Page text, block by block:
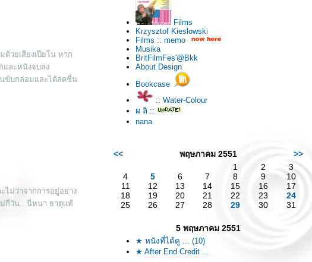
ด้วยเสียงเปียโน หาก
และหนังจบลง
นขับกล่อมและได้สดชื่น
ไม่ว่าจากการอยู่อย่าง
กี่วัน...นี่หนา ธาตุแท้
Films
Krzysztof Kieslowski
Films :: memo
Musika
BritFilmFes'@Bkk
About Design
Bookcase
:: Water-Colour
ผ ลิ ::
nana
<< พฤษภาคม 2551
>>
1
2
3
4
5 6 7 8 9
10
11
12 13 14 15 16
17
18
19 20 21 22 23
24
25
26 27 28 29 30 31
5 พฤษภาคม 2551
★ หนังที่ได้ดู ... (10)
★ After End Credit ...